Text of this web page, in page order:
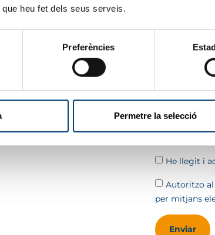
heu fet dels seus serveis.
Preferències
Permetre la selecció
amb
Nom i
Correu
He llegit i
Autoritzo
per mitjans
Enviar